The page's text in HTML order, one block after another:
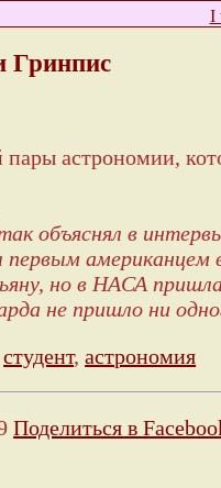
I
Гринпис
астрономии,
объяснял в
американцем
но в НАСА
не пришло ни
студент,астрономия
Поделиться в